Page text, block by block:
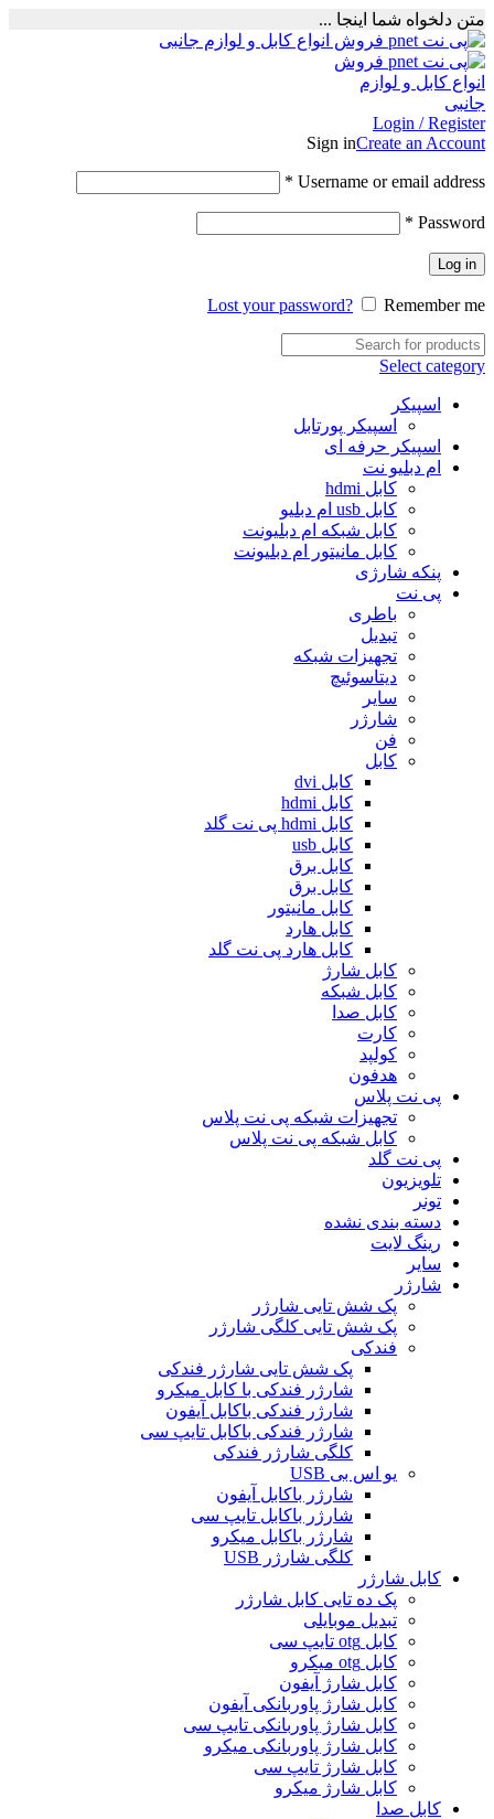
متن دلخواه شما اینجا ...
Login / Register
Sign inCreate an Account
Username or email address
*
Password
*
Log in
Lost your password? Remember me
Select category
اسپیکر
اسپیکر پورتابل
اسپیکر حرفه ای
ام دبلیو نت
کابل hdmi
کابل usb ام دبلیو
کابل شبکه ام دبلیونت
کابل مانیتور ام دبلیونت
پنکه شارژی
پی نت
باطری
تبدیل
تجهیزات شبکه
دیتاسوئیچ
سایر
شارژر
فن
کابل
کابل dvi
کابل hdmi
کابل hdmi پی نت گلد
کابل usb
کابل برق
کابل برق
کابل مانیتور
کابل هارد
کابل هارد پی نت گلد
کابل شارژ
کابل شبکه
کابل صدا
کارت
کولپد
هدفون
پی نت پلاس
تجهیزات شبکه پی نت پلاس
کابل شبکه پی نت پلاس
پی نت گلد
تلویزیون
تونر
دسته بندی نشده
رینگ لایت
سایر
شارژر
پک شش تایی شارژر
پک شش تایی کلگی شارژر
فندکی
پک شش تایی شارژر فندکی
شارژر فندکی با کابل میکرو
شارژر فندکی باکابل آیفون
شارژر فندکی باکابل تایپ سی
کلگی شارژر فندکی
یو اس بی USB
شارژر باکابل آیفون
شارژر باکابل تایپ سی
شارژر باکابل میکرو
کلگی شارژر USB
کابل شارژر
پک ده تایی کابل شارژر
تبدیل موبایلی
کابل otg تایپ سی
کابل otg میکرو
کابل شارژ آیفون
کابل شارژ پاوربانکی آیفون
کابل شارژ پاوربانکی تایپ سی
کابل شارژ پاوربانکی میکرو
کابل شارژ تایپ سی
کابل شارژ میکرو
کابل صدا